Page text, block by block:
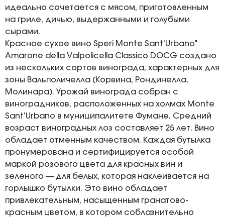
идеально сочетается с мясом, приготовленным
на гриле, дичью, выдержанными и голубыми
сырами.
Красное сухое вино Speri Monte Sant'Urbano"
Amarone della Valpolicella Classico DOCG создано
из нескольких сортов винограда, характерных для
зоны Вальполичелла (Корвина, Рондинелла,
Молинара). Урожай винограда собран с
виноградников, расположенных на холмах Monte
Sant’Urbano в муниципалитете Фумане. Средний
возраст виноградных лоз составляет 25 лет. Вино
обладает отменным качеством. Каждая бутылка
пронумерована и сертифицируется особой
маркой розового цвета для красных вин и
зеленого — для белых, которая наклеивается на
горлышко бутылки. Это вино обладает
привлекательным, насыщенным гранатово-
красным цветом, в котором соблазнительно